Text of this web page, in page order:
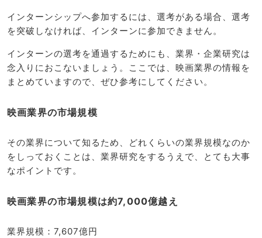
インターンシップへ参加するには、選考がある場合、選考
を突破しなければ、インターンに参加できません。
インターンの選考を通過するためにも、業界・企業研究は
念入りにおこないましょう。ここでは、映画業界の情報を
まとめていますので、ぜひ参考にしてください。
映画業界の市場規模
その業界について知るため、どれくらいの業界規模なのか
をしっておくことは、業界研究をするうえで、とても大事
なポイントです。
映画業界の市場規模は約7,000億越え
業界規模：7,607億円